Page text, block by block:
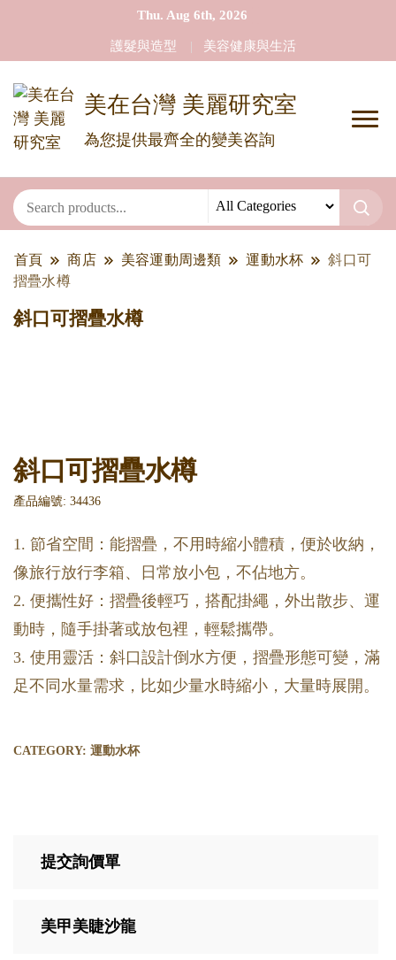
Thu. Aug 6th, 2026
護髮與造型 美容健康與生活
美在台灣 美麗研究室
為您提供最齊全的變美咨詢
首頁 商店 美容運動周邊類 運動水杯
斜口可
摺疊水樽
斜口可摺疊水樽
斜口可摺疊水樽
產品編號: 34436
1. 節省空間：能摺疊，不用時縮小體積，便於收納，
像旅行放行李箱、日常放小包，不佔地方。
2. 便攜性好：摺疊後輕巧，搭配掛繩，外出散步、運
動時，隨手掛著或放包裡，輕鬆攜帶。
3. 使用靈活：斜口設計倒水方便，摺疊形態可變，滿
足不同水量需求，比如少量水時縮小，大量時展開。
CATEGORY: 運動水杯
提交詢價單
美甲美睫沙龍